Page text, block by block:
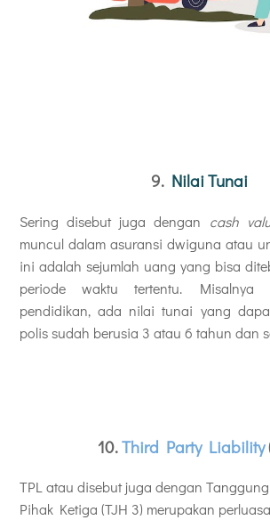
9. Nilai Tunai
Sering disebut juga dengan cash
muncul dalam asuransi dwiguna atau
ini adalah sejumlah uang yang bisa
periode waktu tertentu. Misalnya
pendidikan, ada nilai tunai yang
polis sudah berusia 3 atau 6 tahun dan
10.Third Party Liability
TPL atau disebut juga dengan
Pihak Ketiga (TJH 3) merupakan